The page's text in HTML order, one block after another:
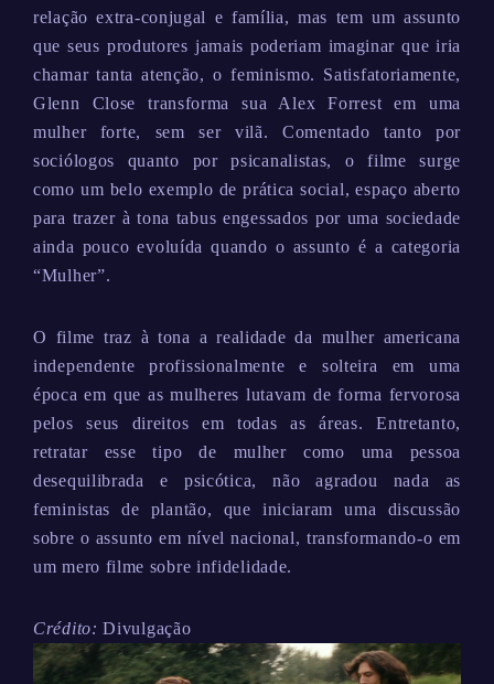
relação extra-conjugal e família, mas tem um assunto
que seus produtores jamais poderiam imaginar que iria
chamar tanta atenção, o feminismo. Satisfatoriamente,
Glenn Close transforma sua Alex Forrest em uma
mulher forte, sem ser vilã. Comentado tanto por
sociólogos quanto por psicanalistas, o filme surge
como um belo exemplo de prática social, espaço aberto
para trazer à tona tabus engessados por uma sociedade
ainda pouco evoluída quando o assunto é a categoria
“Mulher”.
O filme traz à tona a realidade da mulher americana
independente profissionalmente e solteira em uma
época em que as mulheres lutavam de forma fervorosa
pelos seus direitos em todas as áreas. Entretanto,
retratar esse tipo de mulher como uma pessoa
desequilibrada e psicótica, não agradou nada as
feministas de plantão, que iniciaram uma discussão
sobre o assunto em nível nacional, transformando-o em
um mero filme sobre infidelidade.
Crédito: Divulgação